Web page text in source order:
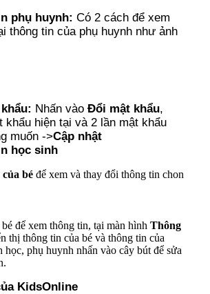
phụ huynh: Có 2 cách để xem
thông tin của phụ huynh như ảnh
Nhấn vào Đổi mật khẩu,
khẩu hiện tại và 2 lần mật khẩu
muốn ->Cập nhật
học sinh
của bé để xem và thay đổi thông tin chon
để xem thông tin, tại màn hình Thông
thị thông tin của bé và thông tin của
học, phụ huynh nhấn vào cây bút để sửa
KidsOnline